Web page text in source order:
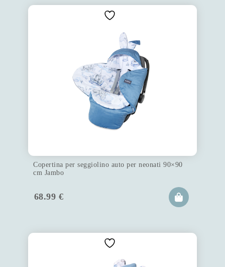
Copertina per seggiolino auto per neonati 90×90
cm Jambo
68.99 €